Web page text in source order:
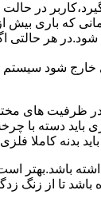
در
که باری بیش
هر حالتی
خارج شود
های
بدنه کاملا فلزی
داشته باشد.بهتر
باشد تا از زنگ